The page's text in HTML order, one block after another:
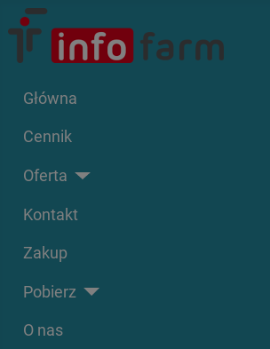
Główna
Cennik
Oferta
Kontakt
Zakup
Pobierz
O nas